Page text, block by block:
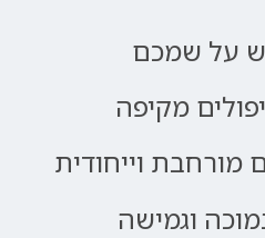
על שמכם
מקיפה
מורחבת וייחודית
וגמישה